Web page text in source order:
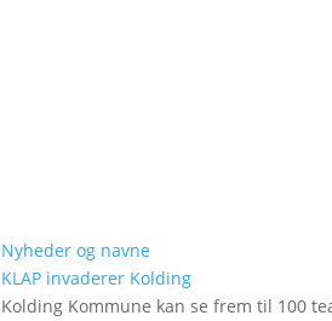
Nyheder og navne
KLAP invaderer Kolding
Kolding Kommune kan se frem til 100